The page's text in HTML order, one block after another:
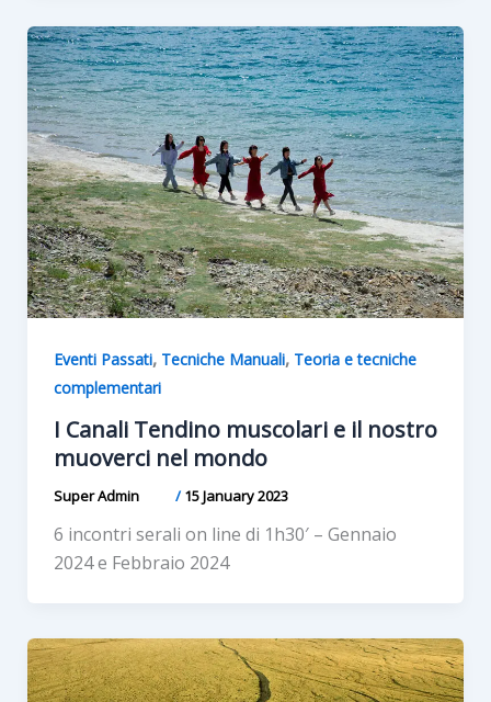
Eventi Passati, Tecniche Manuali, Teoria e tecniche
complementari
I Canali Tendino muscolari e il nostro
muoverci nel mondo
Super Admin /15 January 2023
6 incontri serali on line di 1h30′ – Gennaio
2024 e Febbraio 2024